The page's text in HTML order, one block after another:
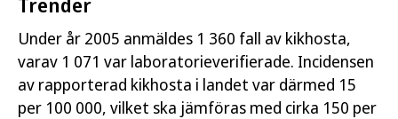
Under år 2005 anmäldes 1 360 fall av kikhosta,
varav 1 071 var laboratorieverifierade. Incidensen
av rapporterad kikhosta i landet var därmed 15
per 100 000, vilket ska jämföras med cirka 150 per